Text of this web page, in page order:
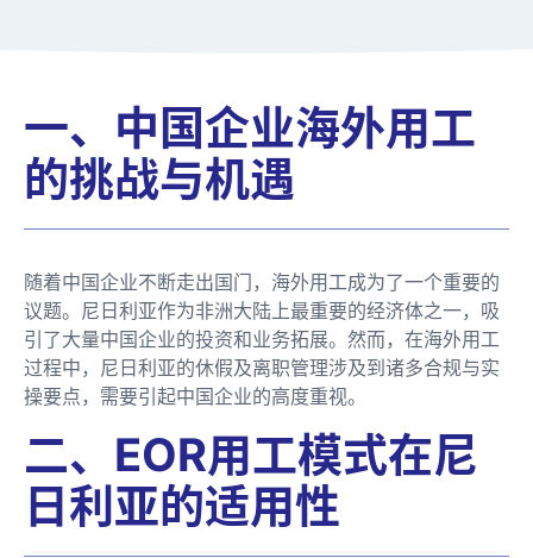
一、中国企业海外用工
的挑战与机遇
随着中国企业不断走出国门，海外用工成为了一个重要的
议题。尼日利亚作为非洲大陆上最重要的经济体之一，吸
引了大量中国企业的投资和业务拓展。然而，在海外用工
过程中，尼日利亚的休假及离职管理涉及到诸多合规与实
操要点，需要引起中国企业的高度重视。
二、EOR用工模式在尼
日利亚的适用性